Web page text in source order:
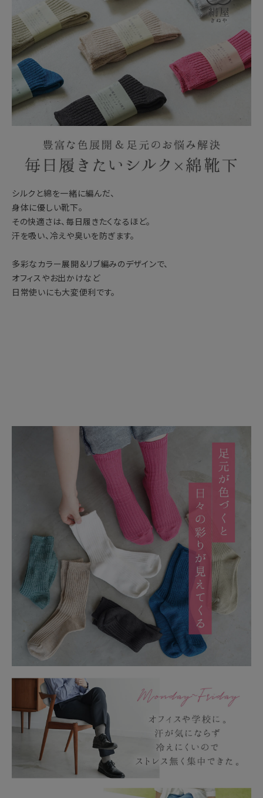
シルクと綿を一緒に編んだ、
身体に優しい靴下。
その快適さは、毎日履きたくなるほど。
汗を吸い、冷えや臭いを防ぎます。
多彩なカラー展開＆リブ編みのデザインで、
オフィスやお出かけなど
日常使いにも大変便利です。